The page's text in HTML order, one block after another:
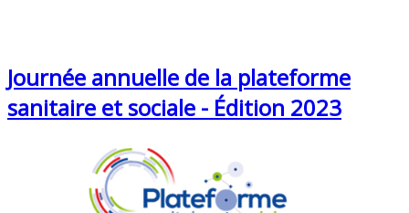
Journée annuelle de la plateforme
sanitaire et sociale - Édition 2023